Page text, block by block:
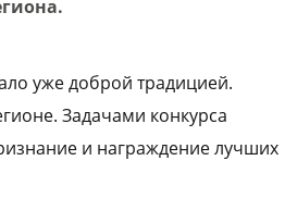
уже доброй традицией.
Задачами конкурса
и награждение лучших